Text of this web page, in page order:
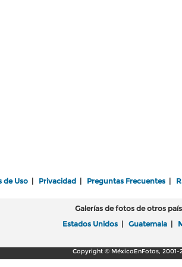
de Uso Privacidad Preguntas Frecuentes
Galerías de fotos de otros
Estados Unidos
Guatemala
Copyright © MéxicoEnFotos, 2001-